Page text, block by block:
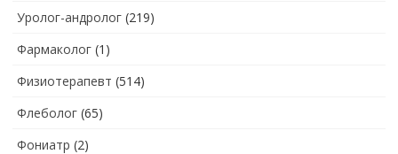
Уролог-андролог (219)
Фармаколог (1)
Физиотерапевт (514)
Флеболог (65)
Фониатр (2)